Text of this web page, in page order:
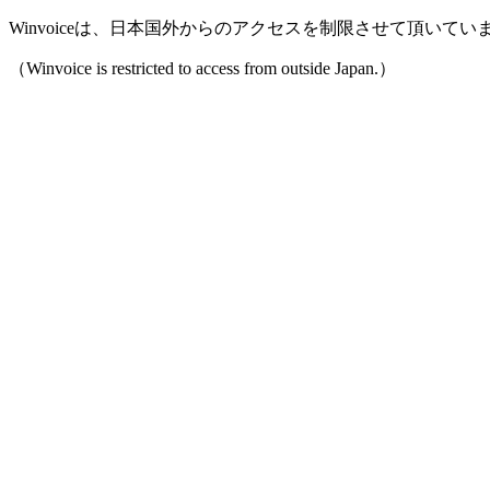
Winvoiceは、日本国外からのアクセスを制限させて頂いてい
（Winvoice is restricted to access from outside Japan.）